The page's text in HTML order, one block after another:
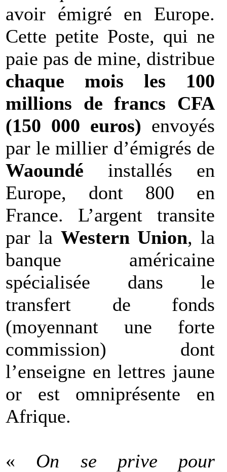
avoir émigré en Europe.
Cette petite Poste, qui ne
paie pas de mine, distribue
chaque mois les 100
millions de francs CFA
(150 000 euros) envoyés
par le millier d’émigrés de
Waoundé installés en
Europe, dont 800 en
France. L’argent transite
par la Western Union, la
banque américaine
spécialisée dans le
transfert de fonds
(moyennant une forte
commission) dont
l’enseigne en lettres jaune
or est omniprésente en
Afrique.
« On se prive pour